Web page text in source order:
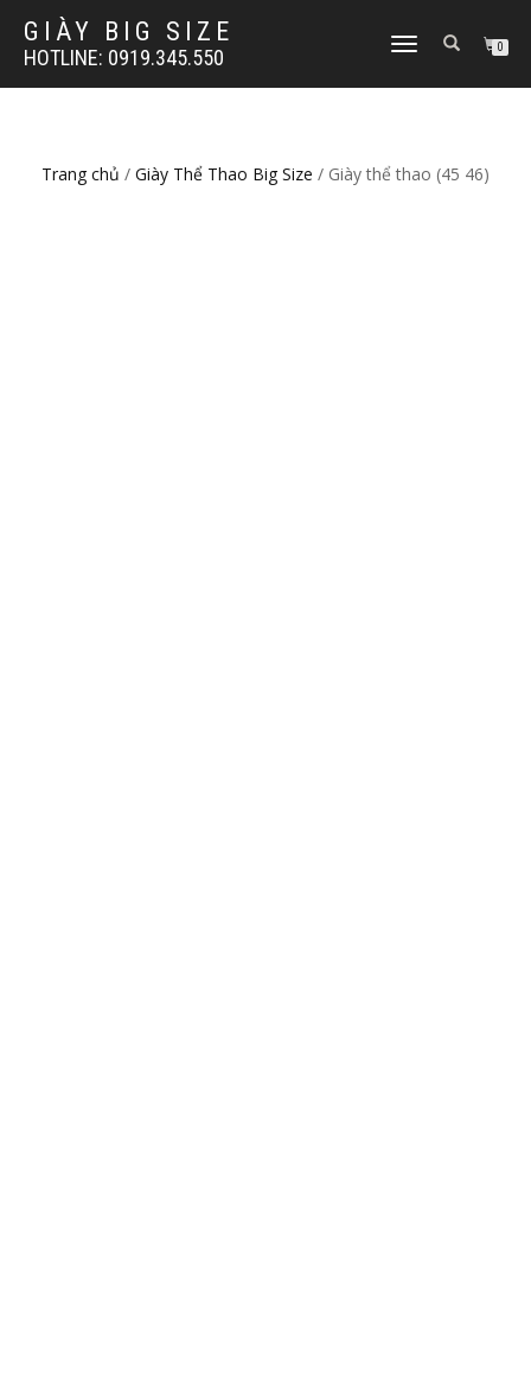
GIÀY BIG SIZE
HOTLINE: 0919.345.550
TOGGLE
0
Trang chủ / Giày Thể Thao Big Size / Giày thể thao (45 46)